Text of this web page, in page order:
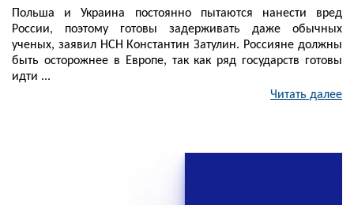
Польша и Украина постоянно пытаются нанести вред
России, поэтому готовы задерживать даже обычных
ученых, заявил НСН Константин Затулин. Россияне должны
быть осторожнее в Европе, так как ряд государств готовы
идти ...
Читать далее